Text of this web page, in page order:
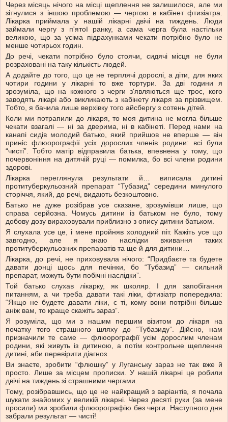
Через місяць нічого на місці щеплення не залишилося, але ми
зітнулися з іншою проблемою — чергою в кабінет фтизіатра.
Лікарка приймала у нашій лікарні двічі на тиждень. Люди
займали чергу з п'ятої ранку, а сама черга була настільки
великою, що за усіма підрахунками чекати потрібно було не
менше чотирьох годин.
До речі, чекати потрібно було стоячи, сидячі місця не були
розраховані на таку кількість людей.
А додайте до того, що це не терплячі дорослі, а діти, для яких
чотири години у лікарні то вже тортури. За дві години я
зрозуміла, що на кожного з черги з'являються ще троє, кого
заводять лікарі або викликають з кабінету лікаря за прізвищем.
Тобто, я бачила лише верхівку того айсбергу з сотень дітей.
Коли ми потрапили до лікаря, то моя дитина не могла більше
чекати взагалі — ні за дверима, ні в кабінеті. Перед нами на
канапі сидів молодий батько, який прийшов не вперше — він
приніс флюорографії усіх дорослих членів родини: всі були
“чисті”. Тобто матір відправила батька, впевнена у тому, що
почервоніння на дитячій руці — помилка, бо всі члени родини
здорові.
Лікарка переглянула результати й… виписала дитині
протитуберкульозний препарат “Тубазид” середини минулого
сторіччя, який, до речі, видають безкоштовно.
Батько не дуже розібрав усе сказане, зрозумівши лише, що
справа серйозна. Чомусь дитини із батьком не було, тому
добову дозу вираховували приблизно з опису дитини батьком.
Я слухала усе це, і мене пройняв холодний піт. Кажіть усе що
завгодно, але я знаю наслідки вживання таких
протитуберкульозних препаратів та ще й для дитини…
Лікарка, до речі, не приховувала нічого: “Придбаєте та будете
давати донці щось для печінки, бо “Тубазид” — сильний
препарат, можуть бути побічні наслідки”.
Той батько слухав лікарку, як школяр. І для запобігання
питанням, а чи треба давати такі ліки, фтизіатр попередила:
“Якщо не будете давати ліки, є ті, кому вони потрібні більше
аніж вам, то краще скажіть зараз”.
Я розуміла, що ми з нашим першим візитом до лікаря на
початку того страшного шляху до “Тубазиду”. Дійсно, нам
призначили те саме — флюорографії усім дорослим членам
родини, які живуть із дитиною, а потім контрольне щеплення
дитині, аби перевірити діагноз.
Ви знаєте, зробити “флюшку” у Луганську зараз не так вже й
просто. Лише за місцем прописки. У нашій лікарні це робили
двічі на тиждень зі страшними чергами.
Тому, розібравшись, що це не найкращий з варіантів, я почала
шукати знайомих у великій лікарні. Через десяті руки (за мене
просили) ми зробили флюорографію без черги. Наступного дня
забрали результат — чисті!